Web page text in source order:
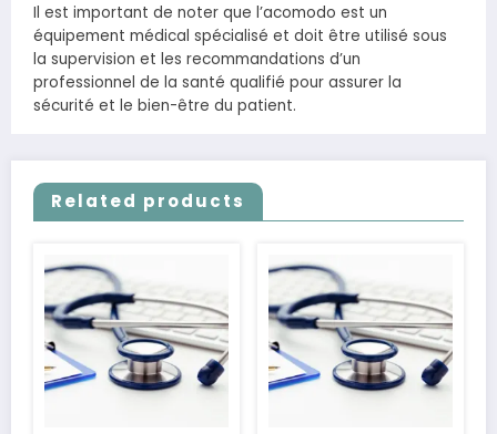
Il est important de noter que l’acomodo est un
équipement médical spécialisé et doit être utilisé sous
la supervision et les recommandations d’un
professionnel de la santé qualifié pour assurer la
sécurité et le bien-être du patient.
Related products